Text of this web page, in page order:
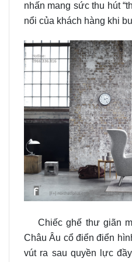
nhấn mang sức thu hút
nổi của khách hàng khi
Chiếc ghế thư giãn
Châu Âu cổ điển điển
vút ra sau quyền lực